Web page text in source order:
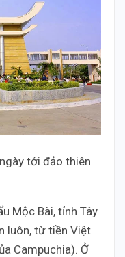
tới đảo thiên
Mộc Bài, tỉnh Tây
luôn, từ tiền Việt
Campuchia). Ở